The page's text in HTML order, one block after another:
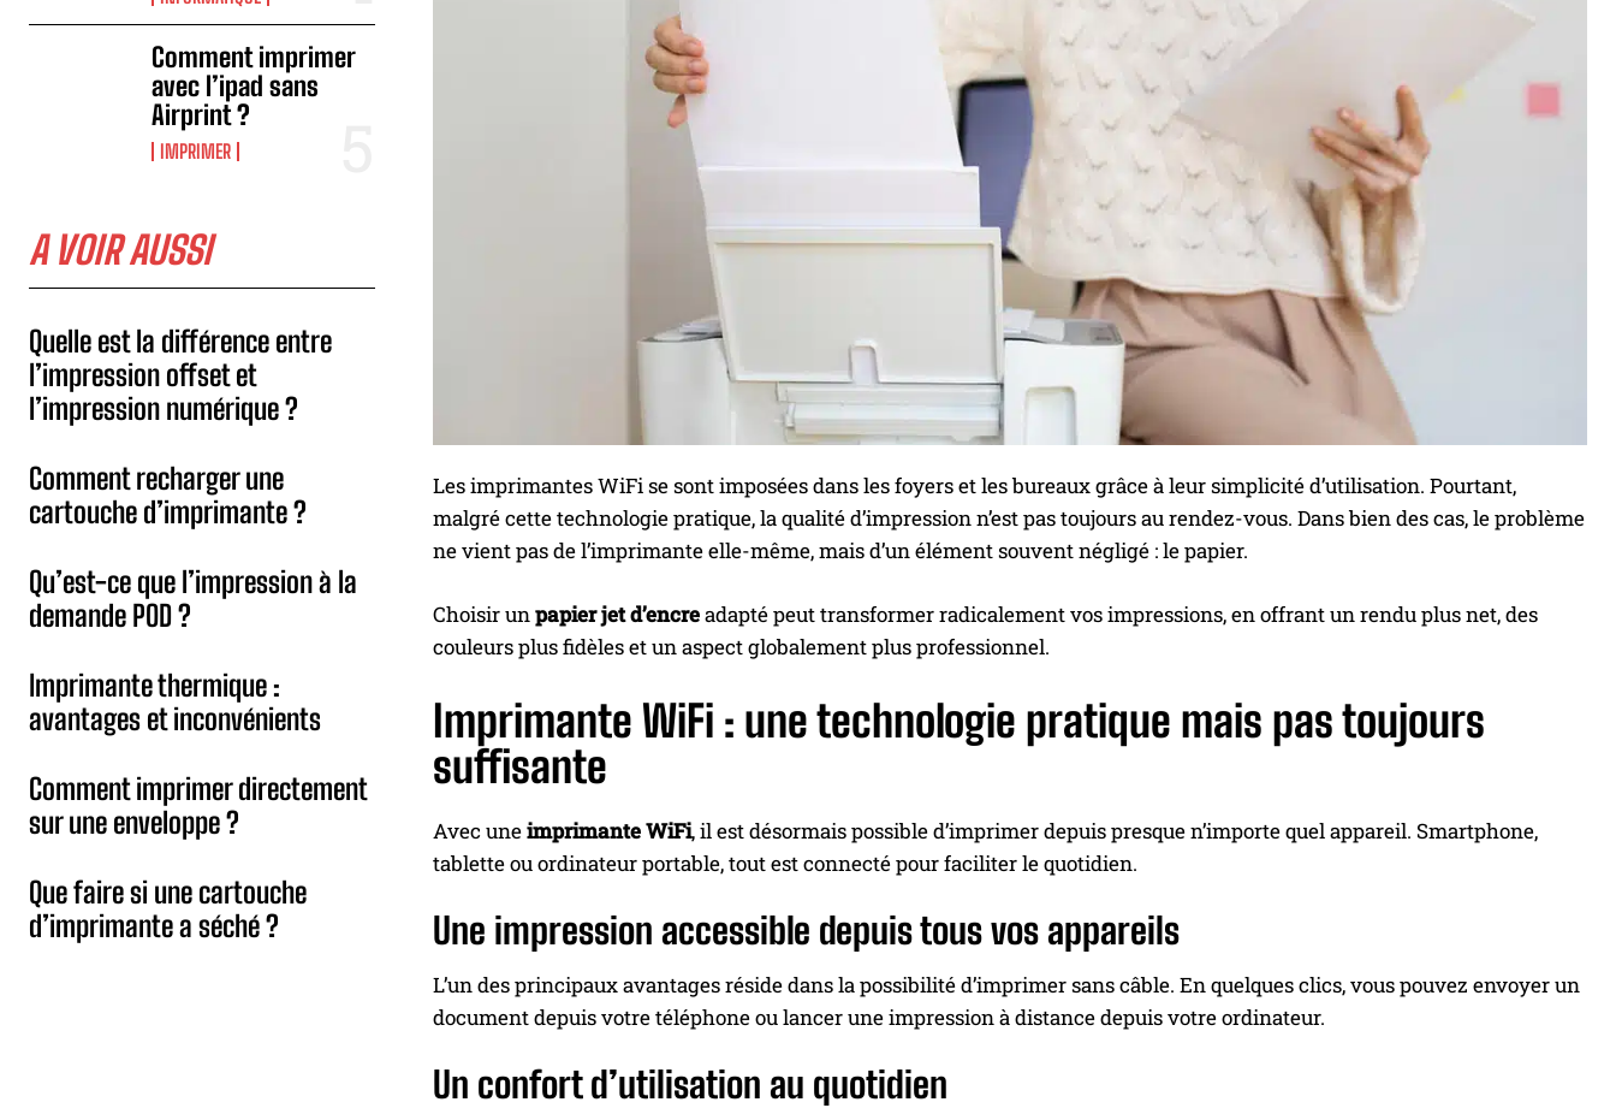
Comment imprimer
avec l’ipad sans
Airprint ?
IMPRIMER
A VOIR AUSSI
Quelle est la différence entre
l’impression offset et
l’impression numérique ?
Comment recharger une
cartouche d’imprimante ?
Qu’est-ce que l’impression à la
demande POD ?
Imprimante thermique :
avantages et inconvénients
Comment imprimer directement
sur une enveloppe ?
Que faire si une cartouche
d’imprimante a séché ?
Les imprimantes WiFi se sont imposées dans les foyers et les bureaux grâce à leur simplicité d’utilisation. Pourtant,
malgré cette technologie pratique, la qualité d’impression n’est pas toujours au rendez-vous. Dans bien des cas, le problème
ne vient pas de l’imprimante elle-même, mais d’un élément souvent négligé : le papier.
Choisir unpapier jet d’encreadapté peut transformer radicalement vos impressions, en offrant un rendu plus net, des
couleurs plus fidèles et un aspect globalement plus professionnel.
Imprimante WiFi : une technologie pratique mais pas toujours
suffisante
Avec uneimprimante WiFi, il est désormais possible d’imprimer depuis presque n’importe quel appareil. Smartphone,
tablette ou ordinateur portable, tout est connecté pour faciliter le quotidien.
Une impression accessible depuis tous vos appareils
L’un des principaux avantages réside dans la possibilité d’imprimer sans câble. En quelques clics, vous pouvez envoyer un
document depuis votre téléphone ou lancer une impression à distance depuis votre ordinateur.
Un confort d’utilisation au quotidien